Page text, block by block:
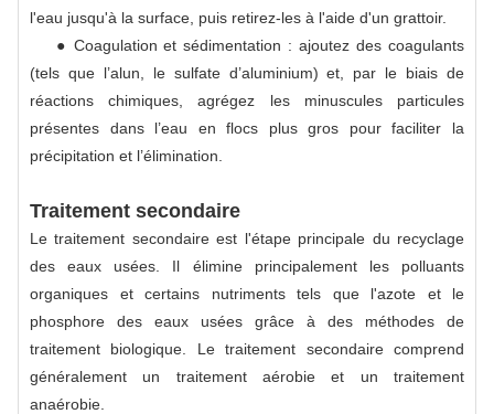
l'eau jusqu'à la surface, puis retirez-les à l'aide d'un grattoir.
● Coagulation et sédimentation : ajoutez des coagulants
(tels que l’alun, le sulfate d’aluminium) et, par le biais de
réactions chimiques, agrégez les minuscules particules
présentes dans l’eau en flocs plus gros pour faciliter la
précipitation et l’élimination.
Traitement secondaire
Le traitement secondaire est l'étape principale du recyclage
des eaux usées. Il élimine principalement les polluants
organiques et certains nutriments tels que l'azote et le
phosphore des eaux usées grâce à des méthodes de
traitement biologique. Le traitement secondaire comprend
généralement un traitement aérobie et un traitement
anaérobie.